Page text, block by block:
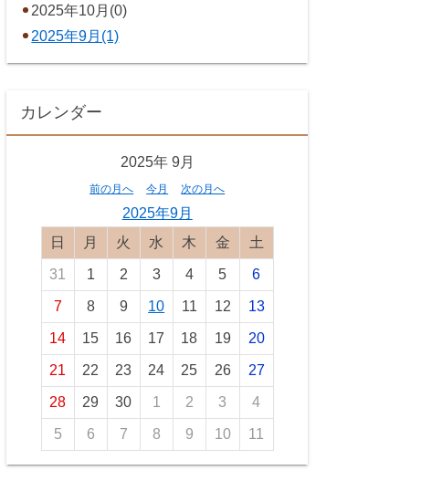
2025年10月(0)
2025年9月(1)
カレンダー
2025年 9月
前の月へ 今月 次の月へ
2025年9月
日曜日月曜日火曜日水曜日木曜日金曜日土曜日
31 1 2 3 4 5 6
7 8 9 10 11 12 13
14 15 16 17 18 19 20
21 22 23 24 25 26 27
28 29 30 1 2 3 4
5 6 7 8 9 10 11